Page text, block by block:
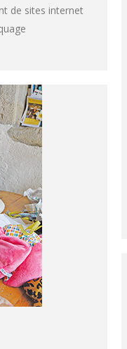
de sites internet